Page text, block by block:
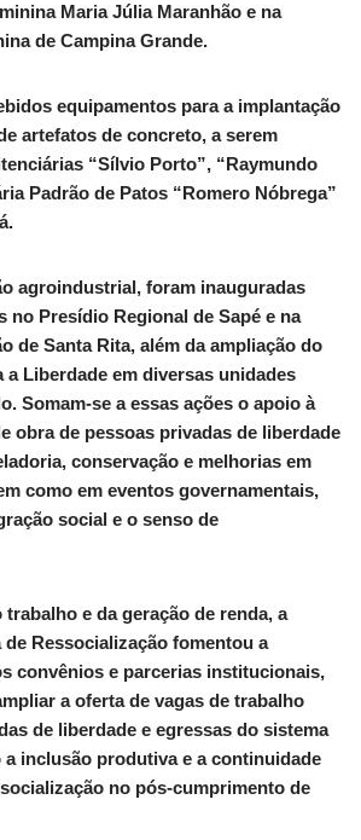
Maria Júlia Maranhão e na
de Campina Grande.
equipamentos para a implantação
artefatos de concreto, a serem
“Sílvio Porto”, “Raymundo
Padrão de Patos “Romero Nóbrega”
agroindustrial, foram inauguradas
no Presídio Regional de Sapé e na
de Santa Rita, além da ampliação do
a Liberdade em diversas unidades
Somam-se a essas ações o apoio à
obra de pessoas privadas de liberdade
conservação e melhorias em
como em eventos governamentais,
social e o senso de
e da geração de renda, a
Ressocialização fomentou a
convênios e parcerias institucionais,
a oferta de vagas de trabalho
de liberdade e egressas do sistema
a inclusão produtiva e a continuidade
no pós-cumprimento de